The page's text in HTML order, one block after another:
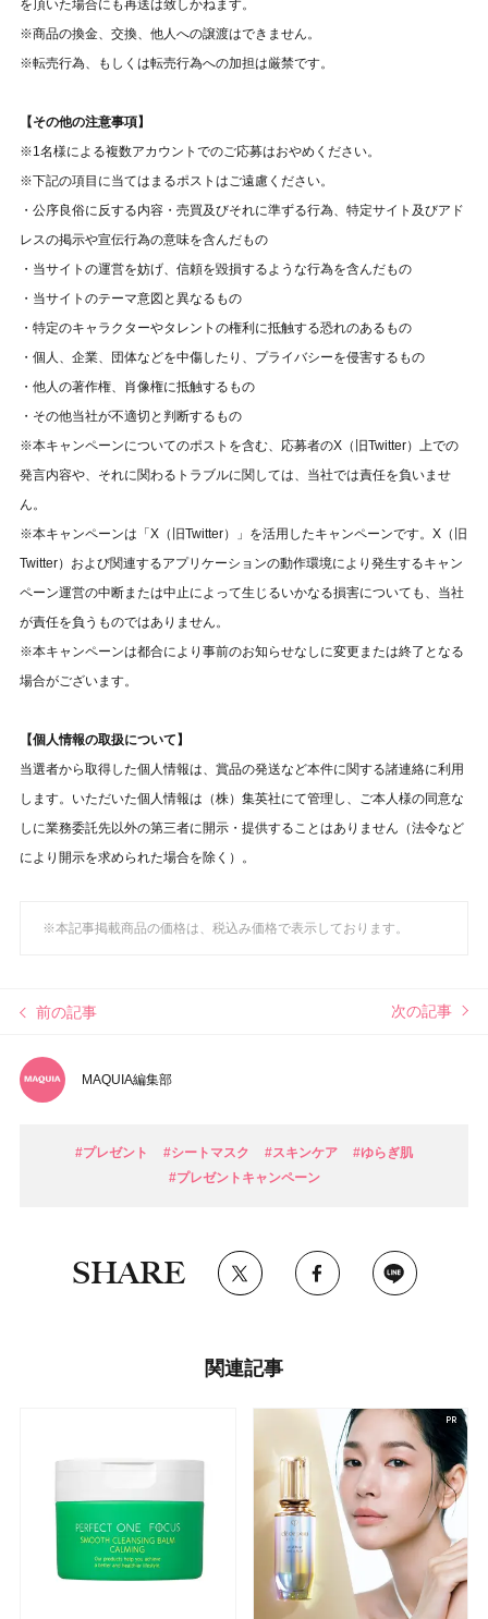
を頂いた場合にも再送は致しかねます。
※商品の換金、交換、他人への譲渡はできません。
※転売行為、もしくは転売行為への加担は厳禁です。
【その他の注意事項】
※1名様による複数アカウントでのご応募はおやめください。
※下記の項目に当てはまるポストはご遠慮ください。
・公序良俗に反する内容・売買及びそれに準ずる行為、特定サイト及びアド
レスの掲示や宣伝行為の意味を含んだもの
・当サイトの運営を妨げ、信頼を毀損するような行為を含んだもの
・当サイトのテーマ意図と異なるもの
・特定のキャラクターやタレントの権利に抵触する恐れのあるもの
・個人、企業、団体などを中傷したり、プライバシーを侵害するもの
・他人の著作権、肖像権に抵触するもの
・その他当社が不適切と判断するもの
※本キャンペーンについてのポストを含む、応募者のX（旧Twitter）上での
発言内容や、それに関わるトラブルに関しては、当社では責任を負いませ
ん。
※本キャンペーンは「X（旧Twitter）」を活用したキャンペーンです。X（旧
Twitter）および関連するアプリケーションの動作環境により発生するキャン
ペーン運営の中断または中止によって生じるいかなる損害についても、当社
が責任を負うものではありません。
※本キャンペーンは都合により事前のお知らせなしに変更または終了となる
場合がございます。
【個人情報の取扱について】
当選者から取得した個人情報は、賞品の発送など本件に関する諸連絡に利用
します。いただいた個人情報は（株）集英社にて管理し、ご本人様の同意な
しに業務委託先以外の第三者に開示・提供することはありません（法令など
により開示を求められた場合を除く）。
※本記事掲載商品の価格は、税込み価格で表示しております。
前の記事 次の記事
MAQUIA編集部
#プレゼント #シートマスク #スキンケア
#ゆらぎ肌
#プレゼントキャンペーン
SHARE
関連記事